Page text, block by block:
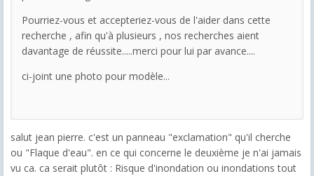
Pourriez-vous et accepteriez-vous de l'aider dans cette
recherche , afin qu'à plusieurs , nos recherches aient
davantage de réussite.....merci pour lui par avance....
ci-joint une photo pour modèle...
salut jean pierre. c'est un panneau "exclamation" qu'il cherche
ou "Flaque d'eau". en ce qui concerne le deuxième je n'ai jamais
vu ca. ca serait plutôt : Risque d'inondation ou inondations tout